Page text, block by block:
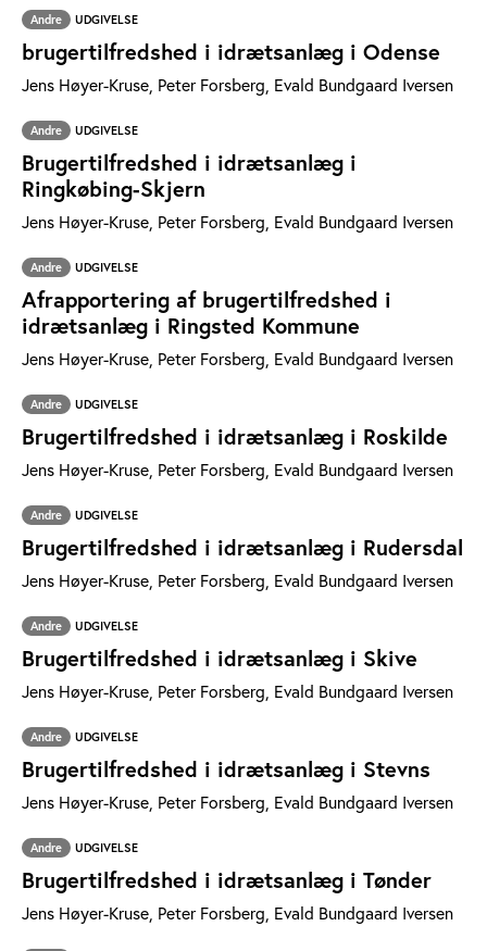
Andre UDGIVELSE
brugertilfredshed i idrætsanlæg i Odense
Jens Høyer-Kruse, Peter Forsberg, Evald Bundgaard Iversen
Andre UDGIVELSE
Brugertilfredshed i idrætsanlæg i
Ringkøbing-Skjern
Jens Høyer-Kruse, Peter Forsberg, Evald Bundgaard Iversen
Andre UDGIVELSE
Afrapportering af brugertilfredshed i
idrætsanlæg i Ringsted Kommune
Jens Høyer-Kruse, Peter Forsberg, Evald Bundgaard Iversen
Andre UDGIVELSE
Brugertilfredshed i idrætsanlæg i Roskilde
Jens Høyer-Kruse, Peter Forsberg, Evald Bundgaard Iversen
Andre UDGIVELSE
Brugertilfredshed i idrætsanlæg i Rudersdal
Jens Høyer-Kruse, Peter Forsberg, Evald Bundgaard Iversen
Andre UDGIVELSE
Brugertilfredshed i idrætsanlæg i Skive
Jens Høyer-Kruse, Peter Forsberg, Evald Bundgaard Iversen
Andre UDGIVELSE
Brugertilfredshed i idrætsanlæg i Stevns
Jens Høyer-Kruse, Peter Forsberg, Evald Bundgaard Iversen
Andre UDGIVELSE
Brugertilfredshed i idrætsanlæg i Tønder
Jens Høyer-Kruse, Peter Forsberg, Evald Bundgaard Iversen